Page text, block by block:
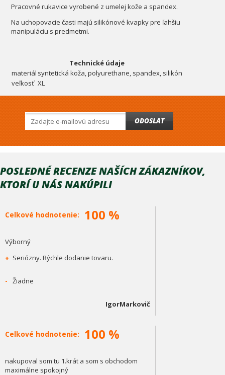
Pracovné rukavice vyrobené z umelej kože a spandex.
Na uchopovacie časti majú silikónové kvapky pre ľahšiu
manipuláciu s predmetmi.
Technické údaje
materiál syntetická koža, polyurethane, spandex, silikón
veľkosť XL
ODOSLAT
POSLEDNÉ RECENZE NAŠÍCH ZÁKAZNÍKOV,
KTORÍ U NÁS NAKÚPILI
Celkové hodnotenie: 100 %
Výborný
+ Seriózny. Rýchle dodanie tovaru.
- Žiadne
IgorMarkovič
Celkové hodnotenie: 100 %
nakupoval som tu 1.krát a som s obchodom
maximálne spokojný